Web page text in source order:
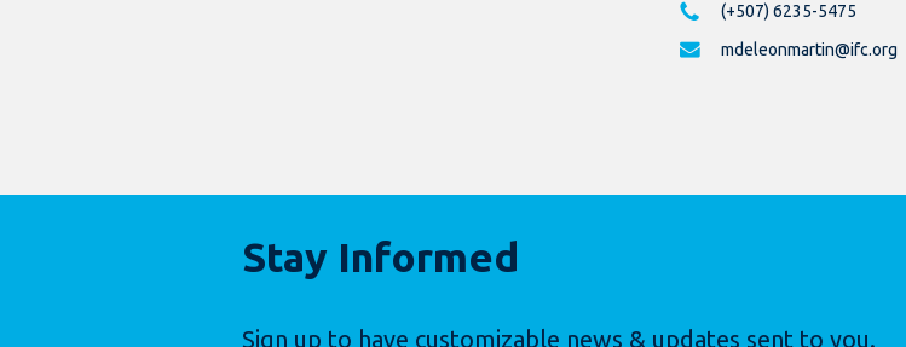
(+507) 6235-5475
mdeleonmartin@ifc.org
Stay Informed
Sign up to have customizable news & updates sent to you.